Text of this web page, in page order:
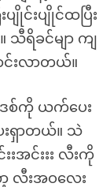
င်းပျိုင်ထပြီး
သီရိခင်မျာ ကျ
င်းလာတယ်။
ဒစ်ကို ယက်ပေး
းရှာတယ်။ သဲ
းအင်းးး လီးကို
လီးအဝလေး